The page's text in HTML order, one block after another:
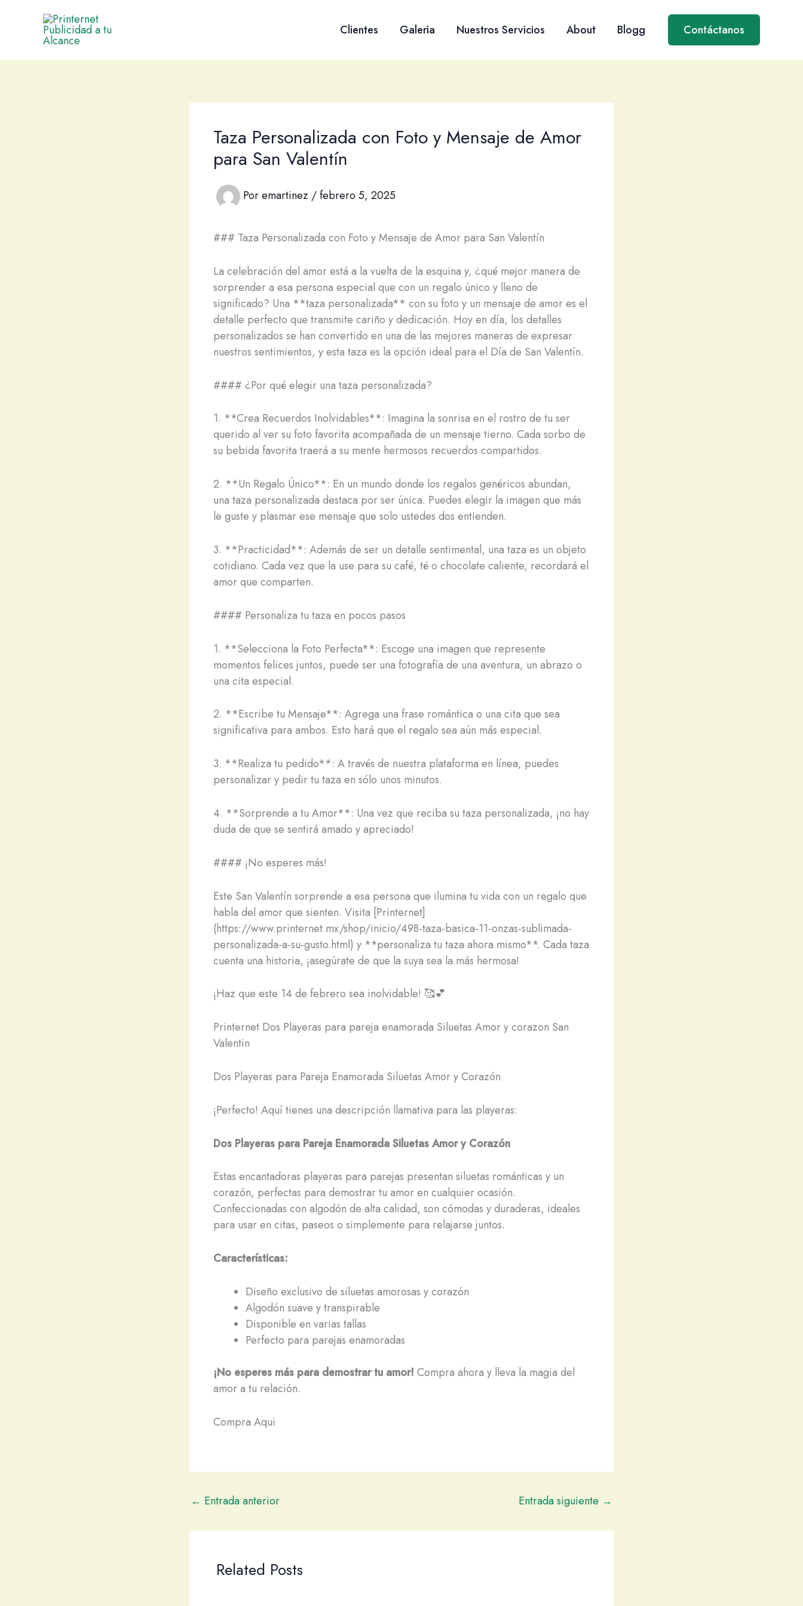
contenido
Clientes Galeria Nuestros Servicios About Blogg Contáctanos
Taza Personalizada con Foto y Mensaje de Amor
para San Valentín
Poremartinez /febrero 5, 2025
### Taza Personalizada con Foto y Mensaje de Amor para San Valentín
La celebración del amor está a la vuelta de la esquina y, ¿qué mejor manera de
sorprender a esa persona especial que con un regalo único y lleno de
significado? Una **taza personalizada** con su foto y un mensaje de amor es el
detalle perfecto que transmite cariño y dedicación. Hoy en día, los detalles
personalizados se han convertido en una de las mejores maneras de expresar
nuestros sentimientos, y esta taza es la opción ideal para el Día de San Valentín.
#### ¿Por qué elegir una taza personalizada?
1. **Crea Recuerdos Inolvidables**: Imagina la sonrisa en el rostro de tu ser
querido al ver su foto favorita acompañada de un mensaje tierno. Cada sorbo de
su bebida favorita traerá a su mente hermosos recuerdos compartidos.
2. **Un Regalo Único**: En un mundo donde los regalos genéricos abundan,
una taza personalizada destaca por ser única. Puedes elegir la imagen que más
le guste y plasmar ese mensaje que solo ustedes dos entienden.
3. **Practicidad**: Además de ser un detalle sentimental, una taza es un objeto
cotidiano. Cada vez que la use para su café, té o chocolate caliente, recordará el
amor que comparten.
#### Personaliza tu taza en pocos pasos
1. **Selecciona la Foto Perfecta**: Escoge una imagen que represente
momentos felices juntos, puede ser una fotografía de una aventura, un abrazo o
una cita especial.
2. **Escribe tu Mensaje**: Agrega una frase romántica o una cita que sea
significativa para ambos. Esto hará que el regalo sea aún más especial.
3. **Realiza tu pedido**: A través de nuestra plataforma en línea, puedes
personalizar y pedir tu taza en sólo unos minutos.
4. **Sorprende a tu Amor**: Una vez que reciba su taza personalizada, ¡no hay
duda de que se sentirá amado y apreciado!
#### ¡No esperes más!
Este San Valentín sorprende a esa persona que ilumina tu vida con un regalo que
habla del amor que sienten. Visita [Printernet]
(https://www.printernet.mx/shop/inicio/498-taza-basica-11-onzas-sublimada-
personalizada-a-su-gusto.html) y **personaliza tu taza ahora mismo**. Cada taza
cuenta una historia, ¡asegúrate de que la suya sea la más hermosa!
¡Haz que este 14 de febrero sea inolvidable! 🥰💕
Printernet Dos Playeras para pareja enamorada Siluetas Amor y corazon San
Valentin
Dos Playeras para Pareja Enamorada Siluetas Amor y Corazón
¡Perfecto! Aquí tienes una descripción llamativa para las playeras:
Dos Playeras para Pareja Enamorada Siluetas Amor y Corazón
Estas encantadoras playeras para parejas presentan siluetas románticas y un
corazón, perfectas para demostrar tu amor en cualquier ocasión.
Confeccionadas con algodón de alta calidad, son cómodas y duraderas, ideales
para usar en citas, paseos o simplemente para relajarse juntos.
Características:
Diseño exclusivo de siluetas amorosas y corazón
Algodón suave y transpirable
Disponible en varias tallas
Perfecto para parejas enamoradas
¡No esperes más para demostrar tu amor! Compra ahora y lleva la magia del
amor a tu relación.
Compra Aqui
← Entrada anterior Entrada siguiente →
Related Posts